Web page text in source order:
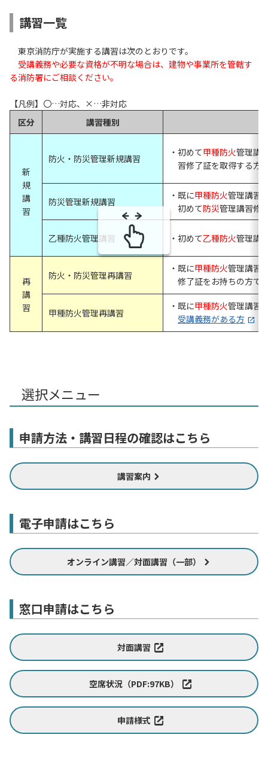
講習一覧
東京消防庁が実施する講習は次のとおりです。
受講義務や必要な資格が不明な場合は、建物や事業所を管轄す
る消防署にご相談ください。
【凡例】〇…対応、×…非対応
区分
講習種別
新
規
講
習
防火・防災管理新規講習
・初めて甲種防火管理講
習修了証を取得する方
防災管理新規講習
・既に甲種防火管理講習
初めて防災管理講習修
乙種防火管理講習 ・初めて乙種防火管理講
再
講
習
防火・防災管理再講習
・既に甲種防火管理講習
修了証をお持ちの方で
甲種防火管理再講習
・既に甲種防火管理講習
受講義務がある方
選択メニュー
申請方法・講習日程の確認はこちら
講習案内
電子申請はこちら
オンライン講習／対面講習（一部）
窓口申請はこちら
対面講習
空席状況（PDF:97KB）
申請様式